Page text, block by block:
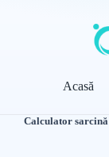
Acasă
Calculator sarcină